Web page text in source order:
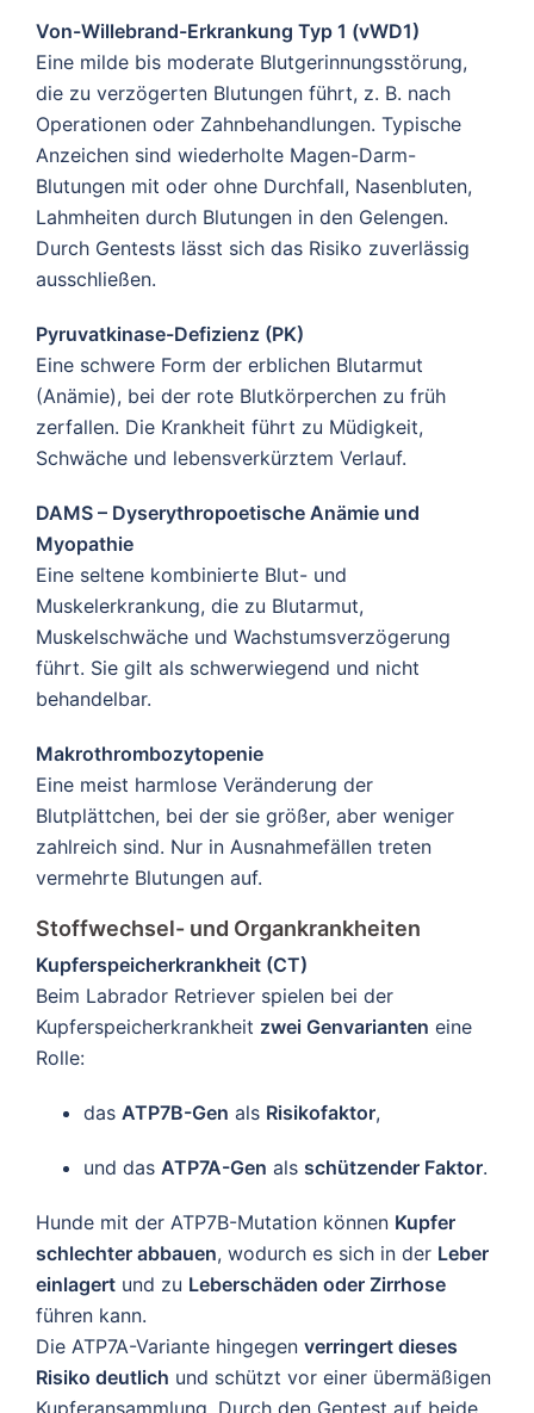
Von-Willebrand-Erkrankung Typ 1 (vWD1)
Eine milde bis moderate Blutgerinnungsstörung,
die zu verzögerten Blutungen führt, z. B. nach
Operationen oder Zahnbehandlungen. Typische
Anzeichen sind wiederholte Magen-Darm-
Blutungen mit oder ohne Durchfall, Nasenbluten,
Lahmheiten durch Blutungen in den Gelengen.
Durch Gentests lässt sich das Risiko zuverlässig
ausschließen.
Pyruvatkinase-Defizienz (PK)
Eine schwere Form der erblichen Blutarmut
(Anämie), bei der rote Blutkörperchen zu früh
zerfallen. Die Krankheit führt zu Müdigkeit,
Schwäche und lebensverkürztem Verlauf.
DAMS – Dyserythropoetische Anämie und
Myopathie
Eine seltene kombinierte Blut- und
Muskelerkrankung, die zu Blutarmut,
Muskelschwäche und Wachstumsverzögerung
führt. Sie gilt als schwerwiegend und nicht
behandelbar.
Makrothrombozytopenie
Eine meist harmlose Veränderung der
Blutplättchen, bei der sie größer, aber weniger
zahlreich sind. Nur in Ausnahmefällen treten
vermehrte Blutungen auf.
Stoffwechsel- und Organkrankheiten
Kupferspeicherkrankheit (CT)
Beim Labrador Retriever spielen bei der
Kupferspeicherkrankheit zwei Genvarianten eine
Rolle:
das ATP7B-Gen als Risikofaktor,
und das ATP7A-Gen als schützender Faktor.
Hunde mit der ATP7B-Mutation können Kupfer
schlechter abbauen, wodurch es sich in der Leber
einlagert und zu Leberschäden oder Zirrhose
führen kann.
Die ATP7A-Variante hingegen verringert dieses
Risiko deutlich und schützt vor einer übermäßigen
Kupferansammlung. Durch den Gentest auf beide